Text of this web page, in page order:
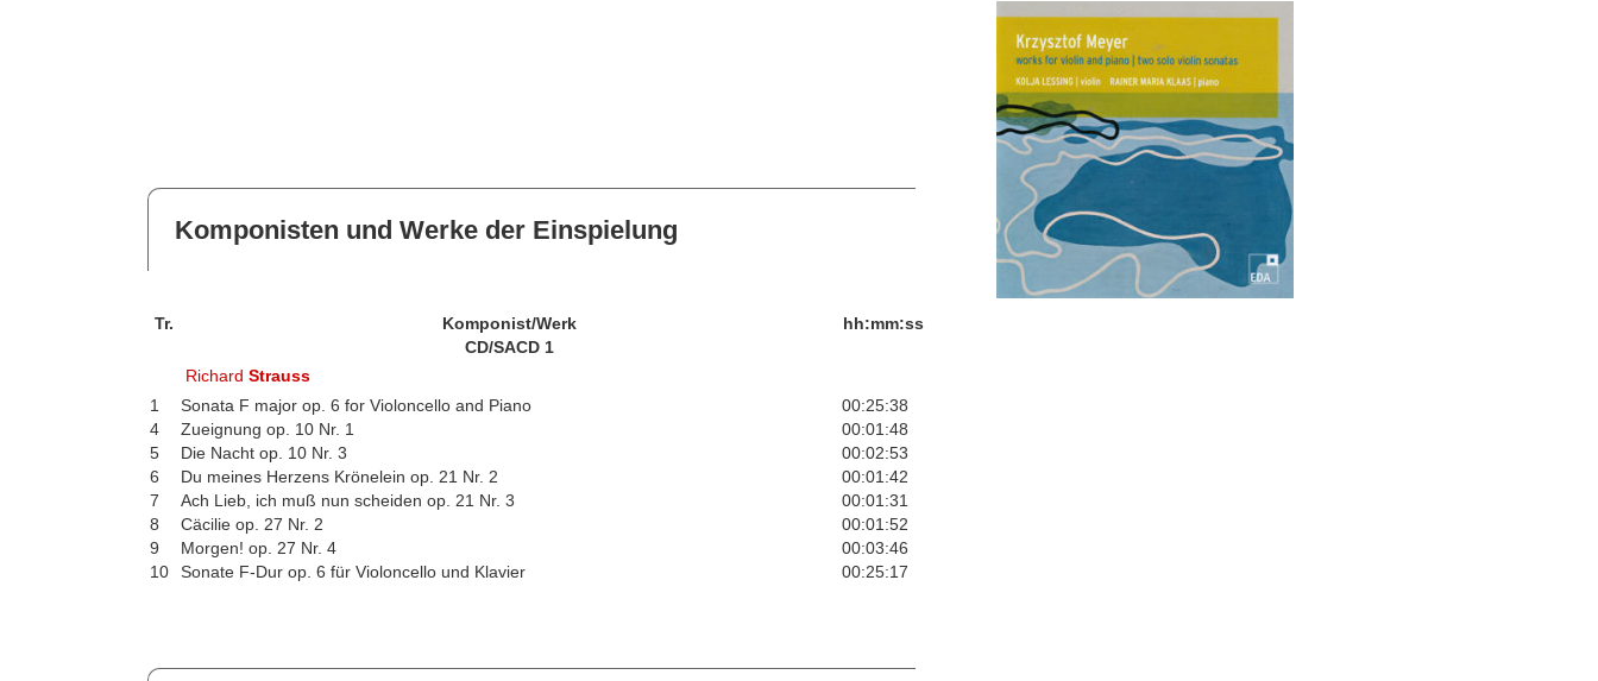
Komponisten und Werke der Einspielung
Tr. Komponist/Werk
hh:mm:ss
CD/SACD 1
RichardStrauss
1
Sonata F major op. 6 for Violoncello and Piano
00:25:38
4
Zueignung op. 10 Nr. 1
00:01:48
5
Die Nacht op. 10 Nr. 3
00:02:53
6
Du meines Herzens Krönelein op. 21 Nr. 2
00:01:42
7
Ach Lieb, ich muß nun scheiden op. 21 Nr. 3
00:01:31
8
Cäcilie op. 27 Nr. 2
00:01:52
9
Morgen! op. 27 Nr. 4
00:03:46
10
Sonate F-Dur op. 6 für Violoncello und Klavier 00:25:17